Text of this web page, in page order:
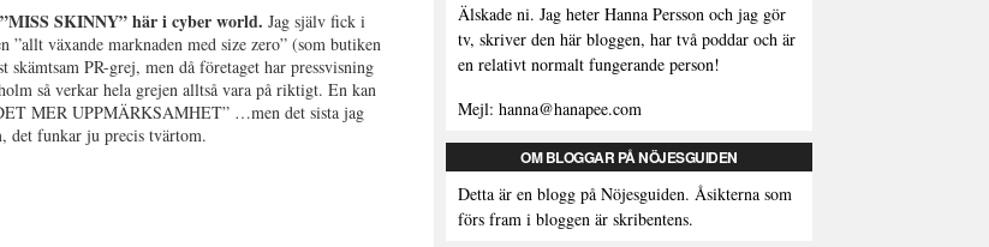
SKINNY” här i cyber world.Jag själv fick i
växande marknaden med size zero” (som butiken
PR-grej, men då företaget har pressvisning
så verkar hela grejen alltså vara på riktigt. En kan
MER UPPMÄRKSAMHET” …men det sista jag
det funkar ju precis tvärtom.
Älskade ni. Jag heter Hanna Persson och jag gör
tv, skriver den här bloggen, har två poddar och är
en relativt normalt fungerande person!
Mejl: hanna@hanapee.com
OM BLOGGAR PÅ NÖJESGUIDEN
Detta är en blogg på Nöjesguiden. Åsikterna som
förs fram i bloggen är skribentens.